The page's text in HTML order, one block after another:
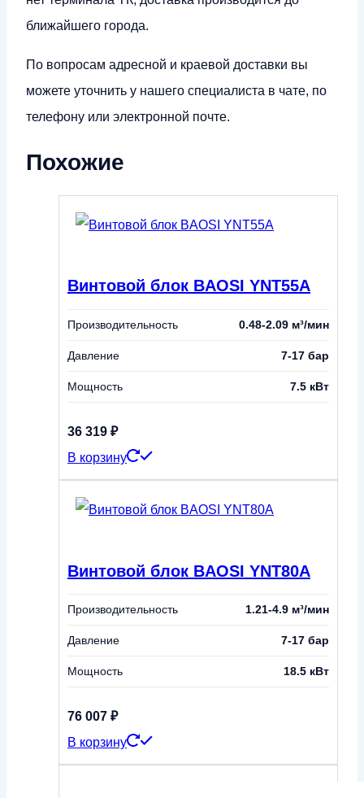
ближайшего города.
По вопросам адресной и краевой доставки вы
можете уточнить у нашего специалиста в чате, по
телефону или электронной почте.
Похожие
Винтовой блок BAOSI YNT55A
Производительность 0.48-2.09 м³/мин
Давление 7-17 бар
Мощность 7.5 кВт
36 319 ₽
В корзину
Винтовой блок BAOSI YNT80A
Производительность 1.21-4.9 м³/мин
Давление 7-17 бар
Мощность 18.5 кВт
76 007 ₽
В корзину